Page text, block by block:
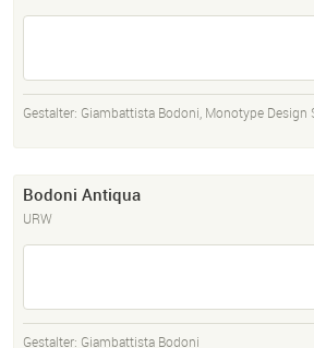
Gestalter: Giambattista Bodoni, Monotype Design
Bodoni Antiqua
URW
Gestalter: Giambattista Bodoni